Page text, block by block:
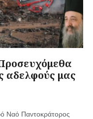
αδελφούς μας
Ναό Παντοκράτορος